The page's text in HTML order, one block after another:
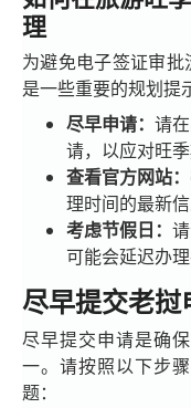
理
为避免电子签证审
是一些重要的规划提
尽早申请： 请
请，以应对旺
查看官方网站：
理时间的最新
考虑节假日：
可能会延迟办
尽早提交老
尽早提交申请是确
一。请按照以下步
题：